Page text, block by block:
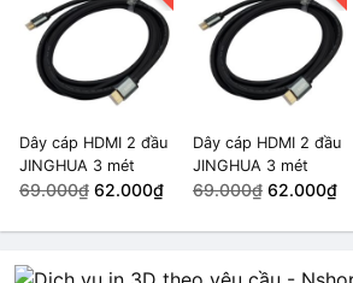
Dây cáp HDMI 2 đầu
JINGHUA 3 mét
69.000₫ 62.000₫
Dây cáp HDMI 2 đầu
JINGHUA 3 mét
69.000₫ 62.000₫